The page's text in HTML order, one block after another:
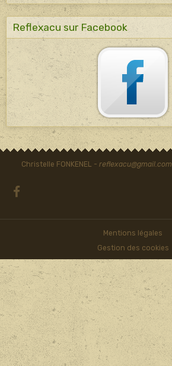
Reflexacu sur Facebook
Christelle FONKENEL - reflexacu@gmail.com
Mentions légales
Gestion des cookies